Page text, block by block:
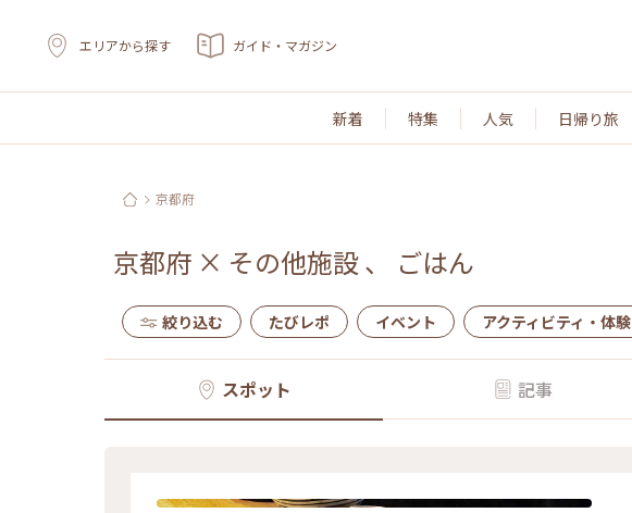
エリアから探す ガイド・マガジン
新着 特集 人気 日帰り旅
京都府
京都府 × その他施設、 ごはん
絞り込む たびレポ イベント アクティビティ・体験
スポット 記事